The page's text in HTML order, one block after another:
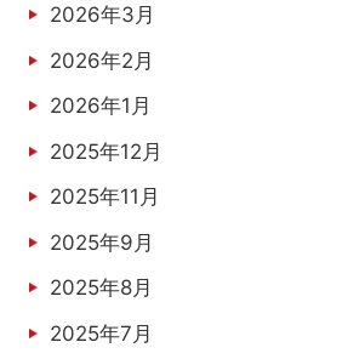
2026年3月
2026年2月
2026年1月
2025年12月
2025年11月
2025年9月
2025年8月
2025年7月